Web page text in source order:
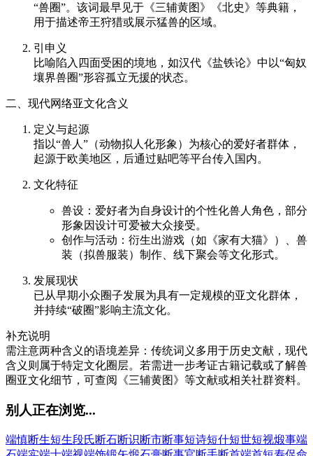
“兽圈”。该词最早见于《三辅黄图》《北史》等典籍，
用于描述帝王狩猎或展示猛兽的区域。
引申义
比喻陷入四面受困的境地，如汉代《盐铁论》中以“匈奴
壤界兽圈”形容孤立无援的状态。
二、现代网络亚文化含义
定义与起源
指以“兽人”（动物拟人化形象）为核心的爱好者群体，
起源于欧美地区，后通过贴吧等平台传入国内。
文化特征
兽设：爱好者为自身设计的个性化兽人角色，部分
形象因设计可爱被大众接受。
创作与活动：衍生出游戏（如《家有大猫》）、兽
装（拟兽服装）制作、线下聚会等文化形式。
发展现状
已从早期小众圈子发展为具有一定规模的亚文化群体，
并持续“破圈”影响主流文化。
补充说明
需注意两种含义的语境差异：传统词义多用于历史文献，现代
含义则属于特定文化圈层。若需进一步考证古籍记载或了解兽
圈亚文化细节，可查阅《三辅黄图》等文献或相关社群资料。
别人正在浏览...
端慎断生短生段氏断石断识断市断事短诗短什短世短视煅事端